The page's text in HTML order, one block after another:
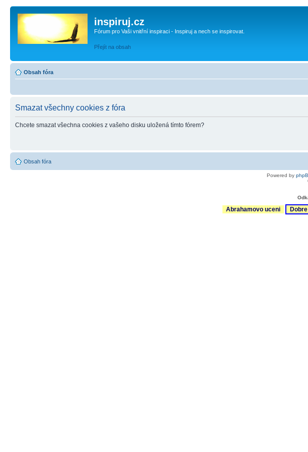
inspiruj.cz
Fórum pro Vaši vnitřní inspiraci - Inspiruj a nech se inspirovat.
Přejít na obsah
Obsah fóra
Smazat všechny cookies z fóra
Chcete smazat všechna cookies z vašeho disku uložená tímto fórem?
Obsah fóra
Powered by
Abrahamovo uceni